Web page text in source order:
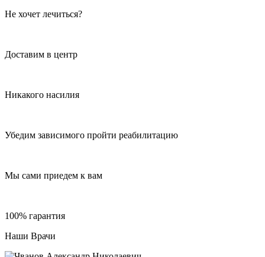
Не хочет лечиться?
Доставим в центр
Никакого насилия
Убедим зависимого пройти реабилитацию
Мы сами приедем к вам
100% гарантия
Наши Врачи